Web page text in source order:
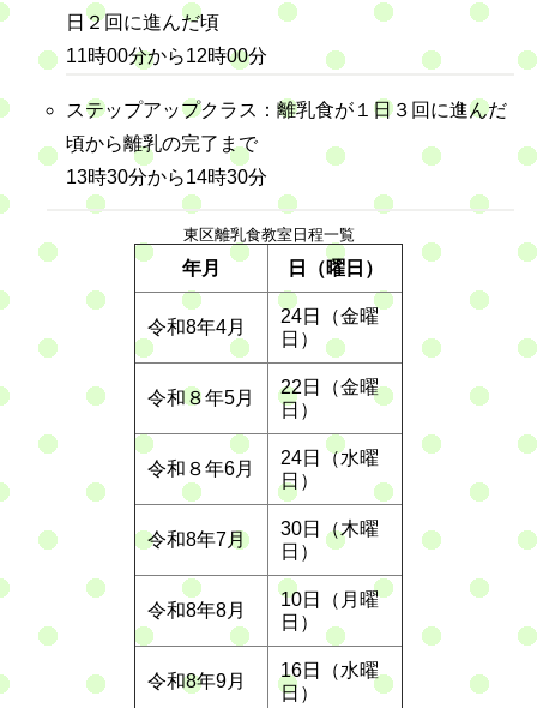
日２回に進んだ頃
11時00分から12時00分
ステップアップクラス：離乳食が１日３回に進んだ
頃から離乳の完了まで
13時30分から14時30分
東区離乳食教室日程一覧
年月 日（曜日）
令和8年4月
24日（金曜
日）
令和８年5月
22日（金曜
日）
令和８年6月
24日（水曜
日）
令和8年7月
30日（木曜
日）
令和8年8月
10日（月曜
日）
令和8年9月
16日（水曜
日）